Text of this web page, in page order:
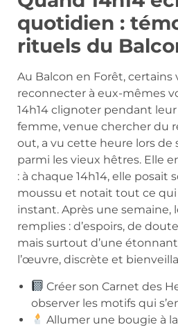
quotidien :
rituels du
Au Balcon en Forêt, certains
reconnecter à eux-mêmes
14h14 clignoter pendant
femme, venue chercher du
out, a vu cette heure lors de
parmi les vieux hêtres. Elle
: à chaque 14h14, elle posait
moussu et notait tout ce qui
instant. Après une semaine,
remplies : d’espoirs, de
mais surtout d’une
l’œuvre, discrète et
Créer son Carnet des
observer les motifs qui
Allumer une bougie à la